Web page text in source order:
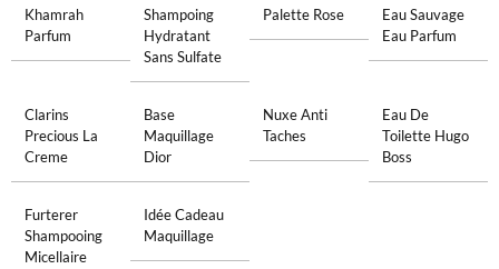
Khamrah
Parfum
Shampoing
Hydratant
Sans Sulfate
Palette Rose
Eau Sauvage
Eau Parfum
Clarins
Precious La
Creme
Base
Maquillage
Dior
Nuxe Anti
Taches
Eau De
Toilette Hugo
Boss
Furterer
Shampooing
Micellaire
Idée Cadeau
Maquillage